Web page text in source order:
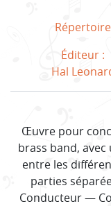
Répertoire
Éditeur :
Hal
Œuvre pour
brass band,
entre les
parties
Conducteur —